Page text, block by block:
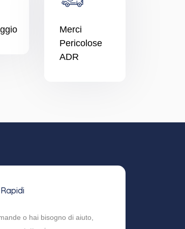
Merci
Pericolose
ADR
o hai bisogno di aiuto,